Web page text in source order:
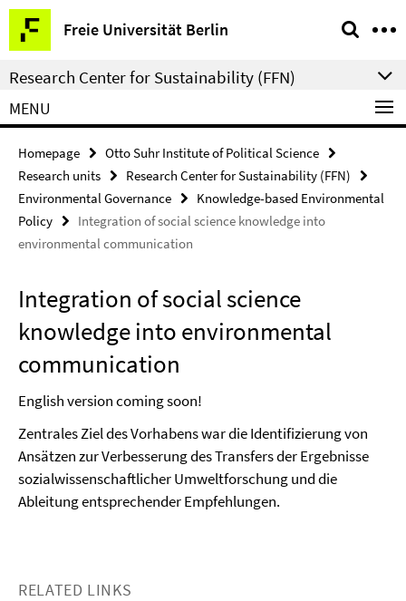
Springe
direkt
zu
Inhalt
Freie Universität Berlin
Service
Navigation
Research Center for Sustainability (FFN)
MENU
Homepage
Otto Suhr Institute of Political Science
Research units
Research Center for Sustainability (FFN)
Environmental Governance
Knowledge-based Environmental
Policy
Integration of social science knowledge into
environmental communication
Integration of social science
knowledge into environmental
communication
English version coming soon!
Zentrales Ziel des Vorhabens war die Identifizierung von
Ansätzen zur Verbesserung des Transfers der Ergebnisse
sozialwissenschaftlicher Umweltforschung und die
Ableitung entsprechender Empfehlungen.
RELATED LINKS